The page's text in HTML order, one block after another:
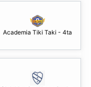
Academia Tiki Taki - 4ta